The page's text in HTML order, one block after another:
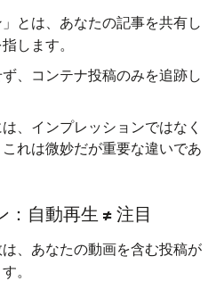
とは、 あなたの記事を共有し
します。
、コンテナ投稿のみを追跡し
、インプレッションではなく
れは微妙だが重要な違いであ
自動再生 ≠ 注目
、 あなたの動画を含む投稿が
。